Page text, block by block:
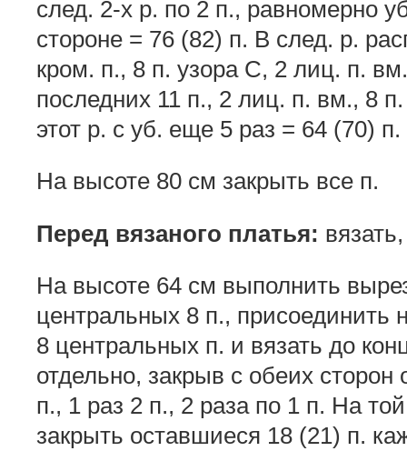
след. 2-х р. по 2 п., равномерно
стороне = 76 (82) п. В след. р.
кром. п., 8 п. узора С, 2 лиц. п.
последних 11 п., 2 лиц. п. вм., 8
этот р. с уб. еще 5 раз = 64 (70) п.
На высоте 80 см закрыть все п.
Перед вязаного платья:
На высоте 64 см выполнить
центральных 8 п., присоединить
8 центральных п. и вязать до
отдельно, закрыв с обеих
п., 1 раз 2 п., 2 раза по 1 п. На
закрыть оставшиеся 18 (21) п.